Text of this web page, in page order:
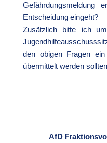
Gefährdungsmeldung
Entscheidung eingeht?
Zusätzlich bitte ich
den obigen Fragen
übermittelt werden
AfD